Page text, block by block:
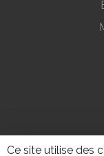
Ce site utilise des